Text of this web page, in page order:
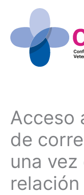
contenido
Acceso
de
una